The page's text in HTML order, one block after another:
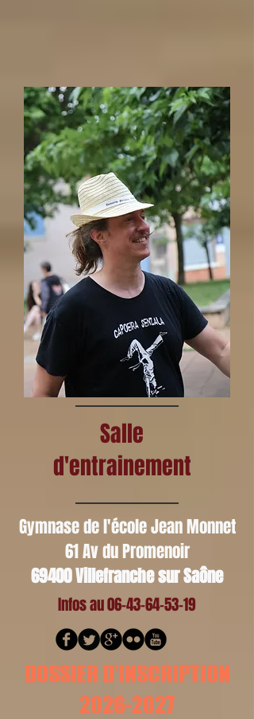
Salle
d'entrainement
Gymnase de l'école Jean Monnet
61 Av du Promenoir
69400 Villefranche sur Saône
Infos au06-43-64-53-19
DOSSIER D'INSCRIPTION
2026-2027